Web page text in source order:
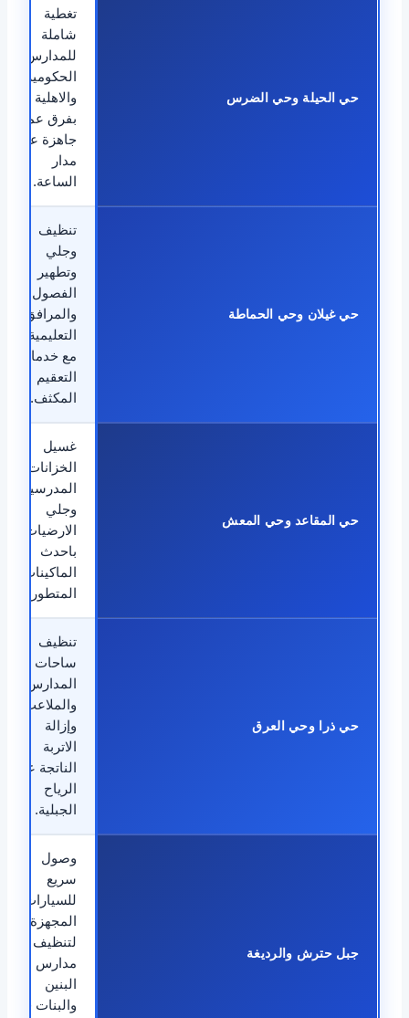
حي الحيلة وحي الضرس
تغطية
شاملة
للمدارس
الحكومية
والاهلية
بفرق عمل
جاهزة على
مدار
الساعة.
حي غيلان وحي الحماطة
تنظيف
وجلي
وتطهير
الفصول
والمرافق
التعليمية
مع خدمات
التعقيم
المكثف.
حي المقاعد وحي المعش
غسيل
الخزانات
المدرسية
وجلي
الارضيات
باحدث
الماكينات
المتطورة.
حي ذرا وحي العرق
تنظيف
ساحات
المدارس
والملاعب
وإزالة
الاتربة
الناتجة عن
الرياح
الجبلية.
جبل حترش والرديغة
وصول
سريع
للسيارات
المجهزة
لتنظيف
مدارس
البنين
والبنات في